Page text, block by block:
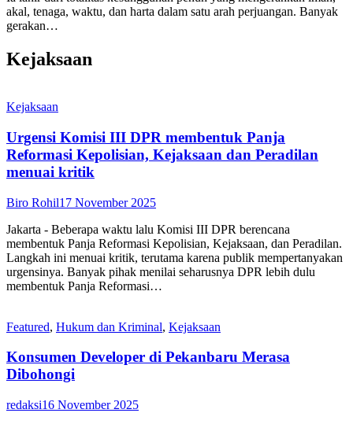
akal, tenaga, waktu, dan harta dalam satu arah perjuangan. Banyak
gerakan…
Kejaksaan
Kejaksaan
Urgensi Komisi III DPR membentuk Panja
Reformasi Kepolisian, Kejaksaan dan Peradilan
menuai kritik
Biro Rohil17 November 2025
Jakarta - Beberapa waktu lalu Komisi III DPR berencana
membentuk Panja Reformasi Kepolisian, Kejaksaan, dan Peradilan.
Langkah ini menuai kritik, terutama karena publik mempertanyakan
urgensinya. Banyak pihak menilai seharusnya DPR lebih dulu
membentuk Panja Reformasi…
Featured, Hukum dan Kriminal, Kejaksaan
Konsumen Developer di Pekanbaru Merasa
Dibohongi
redaksi16 November 2025